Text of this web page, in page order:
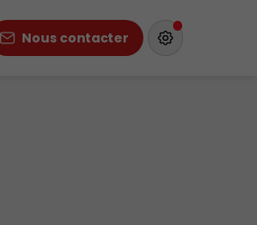
Nous contacter